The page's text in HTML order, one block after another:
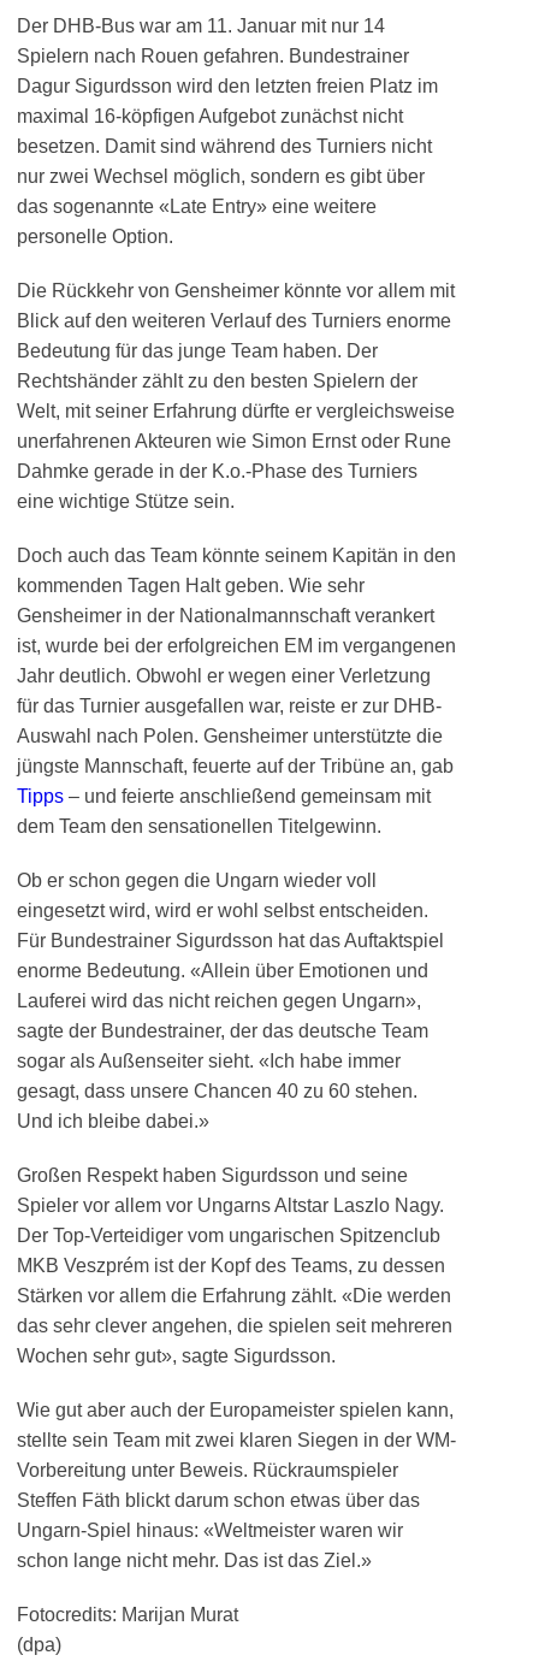
Der DHB-Bus war am 11. Januar mit nur 14
Spielern nach Rouen gefahren. Bundestrainer
Dagur Sigurdsson wird den letzten freien Platz im
maximal 16-köpfigen Aufgebot zunächst nicht
besetzen. Damit sind während des Turniers nicht
nur zwei Wechsel möglich, sondern es gibt über
das sogenannte «Late Entry» eine weitere
personelle Option.
Die Rückkehr von Gensheimer könnte vor allem mit
Blick auf den weiteren Verlauf des Turniers enorme
Bedeutung für das junge Team haben. Der
Rechtshänder zählt zu den besten Spielern der
Welt, mit seiner Erfahrung dürfte er vergleichsweise
unerfahrenen Akteuren wie Simon Ernst oder Rune
Dahmke gerade in der K.o.-Phase des Turniers
eine wichtige Stütze sein.
Doch auch das Team könnte seinem Kapitän in den
kommenden Tagen Halt geben. Wie sehr
Gensheimer in der Nationalmannschaft verankert
ist, wurde bei der erfolgreichen EM im vergangenen
Jahr deutlich. Obwohl er wegen einer Verletzung
für das Turnier ausgefallen war, reiste er zur DHB-
Auswahl nach Polen. Gensheimer unterstützte die
jüngste Mannschaft, feuerte auf der Tribüne an, gab
Tipps – und feierte anschließend gemeinsam mit
dem Team den sensationellen Titelgewinn.
Ob er schon gegen die Ungarn wieder voll
eingesetzt wird, wird er wohl selbst entscheiden.
Für Bundestrainer Sigurdsson hat das Auftaktspiel
enorme Bedeutung. «Allein über Emotionen und
Lauferei wird das nicht reichen gegen Ungarn»,
sagte der Bundestrainer, der das deutsche Team
sogar als Außenseiter sieht. «Ich habe immer
gesagt, dass unsere Chancen 40 zu 60 stehen.
Und ich bleibe dabei.»
Großen Respekt haben Sigurdsson und seine
Spieler vor allem vor Ungarns Altstar Laszlo Nagy.
Der Top-Verteidiger vom ungarischen Spitzenclub
MKB Veszprém ist der Kopf des Teams, zu dessen
Stärken vor allem die Erfahrung zählt. «Die werden
das sehr clever angehen, die spielen seit mehreren
Wochen sehr gut», sagte Sigurdsson.
Wie gut aber auch der Europameister spielen kann,
stellte sein Team mit zwei klaren Siegen in der WM-
Vorbereitung unter Beweis. Rückraumspieler
Steffen Fäth blickt darum schon etwas über das
Ungarn-Spiel hinaus: «Weltmeister waren wir
schon lange nicht mehr. Das ist das Ziel.»
Fotocredits: Marijan Murat
(dpa)